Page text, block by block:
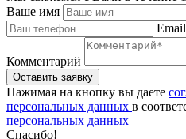
Ваше имя
Email
Комментарий
Нажимая на кнопку вы даете
персональных данных в
персональных данных
Спасибо!